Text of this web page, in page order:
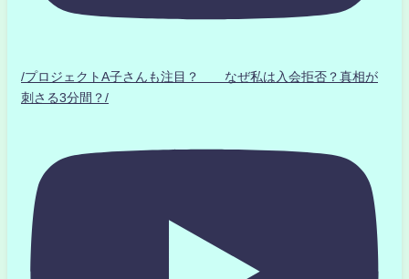
/プロジェクトA子さんも注目？ なぜ私は入会拒否？真相が
刺さる3分間？/